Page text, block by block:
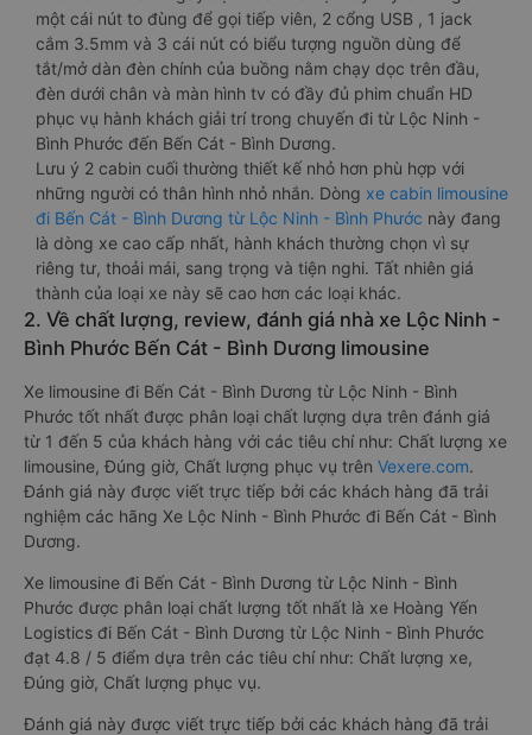
một cái nút to đùng để gọi tiếp viên, 2 cổng USB , 1 jack
cắm 3.5mm và 3 cái nút có biểu tượng nguồn dùng để
tắt/mở dàn đèn chính của buồng nằm chạy dọc trên đầu,
đèn dưới chân và màn hình tv có đầy đủ phim chuẩn HD
phục vụ hành khách giải trí trong chuyến đi từ Lộc Ninh -
Bình Phước đến Bến Cát - Bình Dương.
Lưu ý 2 cabin cuối thường thiết kế nhỏ hơn phù hợp với
những người có thân hình nhỏ nhắn. Dòng xe cabin limousine
đi Bến Cát - Bình Dương từ Lộc Ninh - Bình Phước này đang
là dòng xe cao cấp nhất, hành khách thường chọn vì sự
riêng tư, thoải mái, sang trọng và tiện nghi. Tất nhiên giá
thành của loại xe này sẽ cao hơn các loại khác.
2. Về chất lượng, review, đánh giá nhà xe Lộc Ninh -
Bình Phước Bến Cát - Bình Dương limousine
Xe limousine đi Bến Cát - Bình Dương từ Lộc Ninh - Bình
Phước tốt nhất được phân loại chất lượng dựa trên đánh giá
từ 1 đến 5 của khách hàng với các tiêu chí như: Chất lượng xe
limousine, Đúng giờ, Chất lượng phục vụ trên Vexere.com.
Đánh giá này được viết trực tiếp bởi các khách hàng đã trải
nghiệm các hãng Xe Lộc Ninh - Bình Phước đi Bến Cát - Bình
Dương.
Xe limousine đi Bến Cát - Bình Dương từ Lộc Ninh - Bình
Phước được phân loại chất lượng tốt nhất là xe Hoàng Yến
Logistics đi Bến Cát - Bình Dương từ Lộc Ninh - Bình Phước
đạt 4.8 / 5 điểm dựa trên các tiêu chí như: Chất lượng xe,
Đúng giờ, Chất lượng phục vụ.
Đánh giá này được viết trực tiếp bởi các khách hàng đã trải